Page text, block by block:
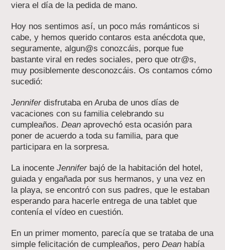
viera el día de la pedida de mano.
Hoy nos sentimos así, un poco más románticos si
cabe, y hemos querido contaros esta anécdota que,
seguramente, algun@s conozcáis, porque fue
bastante viral en redes sociales, pero que otr@s,
muy posiblemente desconozcáis. Os contamos cómo
sucedió:
Jennifer disfrutaba en Aruba de unos días de
vacaciones con su familia celebrando su
cumpleaños.Dean aprovechó esta ocasión para
poner de acuerdo a toda su familia, para que
participara en la sorpresa.
La inocenteJennifer bajó de la habitación del hotel,
guiada y engañada por sus hermanos, y una vez en
la playa, se encontró con sus padres, que le estaban
esperando para hacerle entrega de una tablet que
contenía el vídeo en cuestión.
En un primer momento, parecía que se trataba de una
simple felicitación de cumpleaños, peroDean había